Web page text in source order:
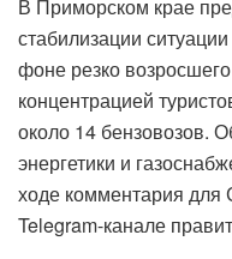
В Приморском крае
стабилизации
фоне резко
концентрацией
около 14 бензовозов.
энергетики и
ходе комментария
Telegram-канале